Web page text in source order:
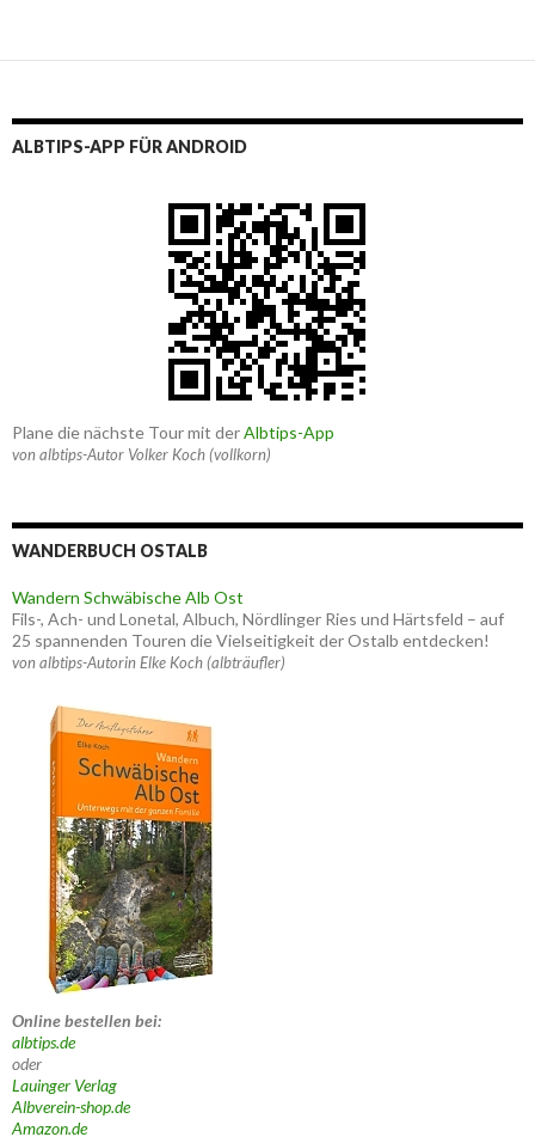
ALBTIPS-APP FÜR ANDROID
Plane die nächste Tour mit derAlbtips-App
von albtips-Autor Volker Koch (vollkorn)
WANDERBUCH OSTALB
Wandern Schwäbische Alb Ost
Fils-, Ach- und Lonetal, Albuch, Nördlinger Ries und Härtsfeld – auf
25 spannenden Touren die Vielseitigkeit der Ostalb entdecken!
von albtips-Autorin Elke Koch (albträufler)
Online bestellen bei:
albtips.de
oder
Lauinger Verlag
Albverein-shop.de
Amazon.de